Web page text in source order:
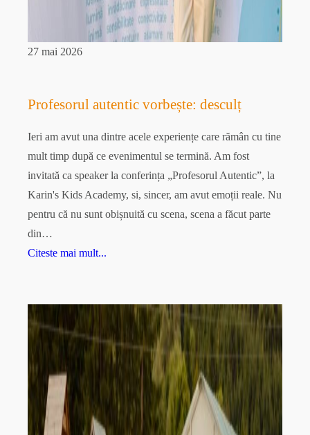
27 mai 2026
Profesorul autentic vorbește: desculț
Ieri am avut una dintre acele experiențe care rămân cu tine
mult timp după ce evenimentul se termină. Am fost
invitată ca speaker la conferința „Profesorul Autentic”, la
Karin's Kids Academy, si, sincer, am avut emoții reale. Nu
pentru că nu sunt obișnuită cu scena, scena a făcut parte
din…
Citeste mai mult...